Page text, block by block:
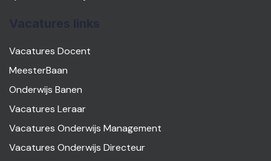
Vacatures Docent
MeesterBaan
Onderwijs Banen
Vacatures Leraar
Vacatures Onderwijs Management
Vacatures Onderwijs Directeur